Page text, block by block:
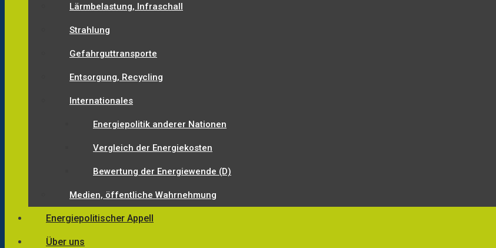
Lärmbelastung, Infraschall
Strahlung
Gefahrguttransporte
Entsorgung, Recycling
Internationales
Energiepolitik anderer Nationen
Vergleich der Energiekosten
Bewertung der Energiewende (D)
Medien, öffentliche Wahrnehmung
Energiepolitischer Appell
Über uns